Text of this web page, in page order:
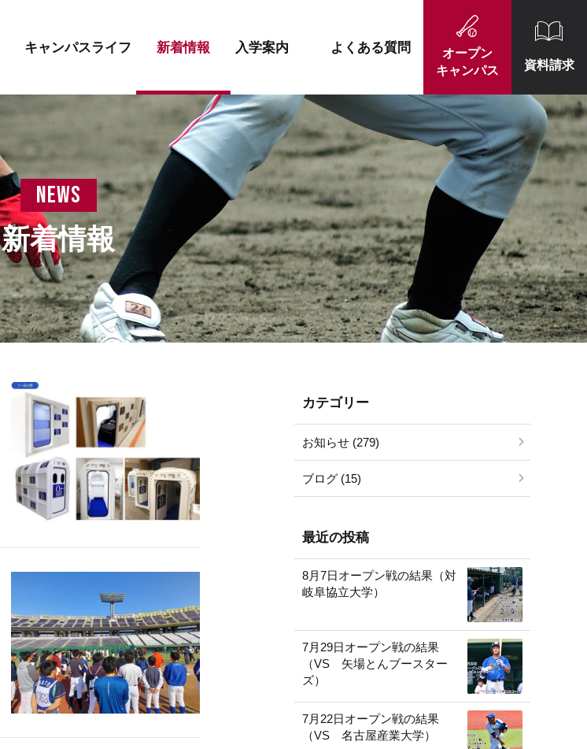
施設紹介
就職実績一覧
キャンパスライフ 新着情報 入学案内 よくある質問
オープン
キャンパス
資料請求
news
新着情報
カテゴリー
お知らせ (279)
ブログ (15)
最近の投稿
8月7日オープン戦の結果（対
岐阜協立大学）
7月29日オープン戦の結果
（VS 矢場とんブースター
ズ）
7月22日オープン戦の結果
（VS 名古屋産業大学）